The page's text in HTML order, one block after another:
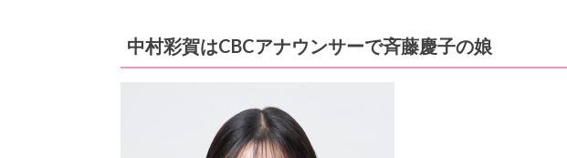
中村彩賀はCBCアナウンサーで斉藤慶子の娘